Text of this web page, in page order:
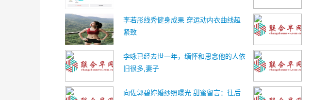
李若彤线秀健身成果 穿运动内衣曲线超
紧致
李咏已经去世一年，缅怀和思念他的人依
旧很多,妻子
向佐郭碧婷婚纱照曝光 甜蜜留言：往后